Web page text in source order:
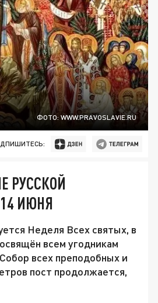
ФОТО: WWW.PRAVOSLAVIE.RU
РУССКОЙ
ИЮНЯ
Неделя Всех святых, в
всем угодникам
всех преподобных и
пост продолжается,